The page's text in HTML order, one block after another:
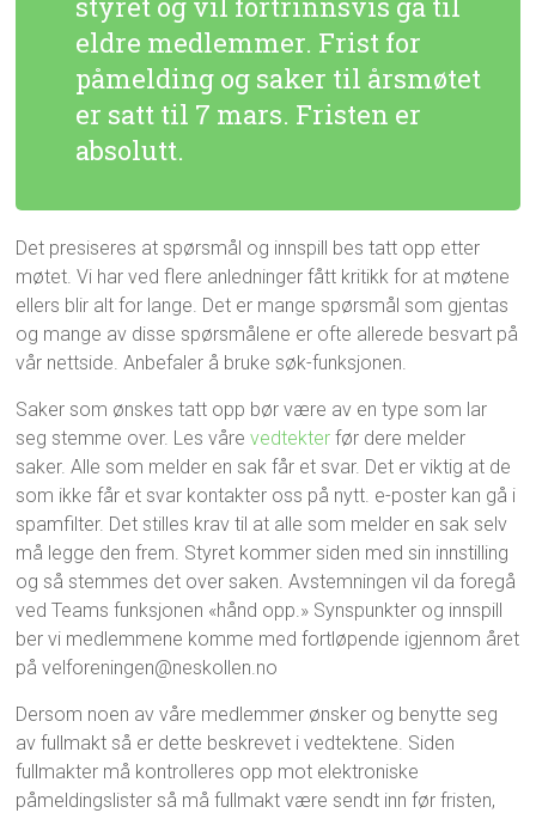
eldre medlemmer. Frist for
påmelding og saker til årsmøtet
er satt til 7 mars. Fristen er
absolutt.
Det presiseres at spørsmål og innspill bes tatt opp etter
møtet. Vi har ved flere anledninger fått kritikk for at møtene
ellers blir alt for lange. Det er mange spørsmål som gjentas
og mange av disse spørsmålene er ofte allerede besvart på
vår nettside. Anbefaler å bruke søk-funksjonen.
Saker som ønskes tatt opp bør være av en type som lar
seg stemme over. Les vårevedtekter før dere melder
saker. Alle som melder en sak får et svar. Det er viktig at de
som ikke får et svar kontakter oss på nytt. e-poster kan gå i
spamfilter. Det stilles krav til at alle som melder en sak selv
må legge den frem. Styret kommer siden med sin innstilling
og så stemmes det over saken. Avstemningen vil da foregå
ved Teams funksjonen «hånd opp.» Synspunkter og innspill
ber vi medlemmene komme med fortløpende igjennom året
på velforeningen@neskollen.no
Dersom noen av våre medlemmer ønsker og benytte seg
av fullmakt så er dette beskrevet i vedtektene. Siden
fullmakter må kontrolleres opp mot elektroniske
påmeldingslister så må fullmakt være sendt inn før fristen,